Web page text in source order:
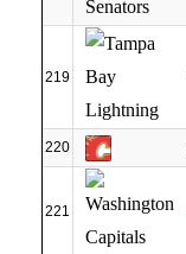
219
220
221